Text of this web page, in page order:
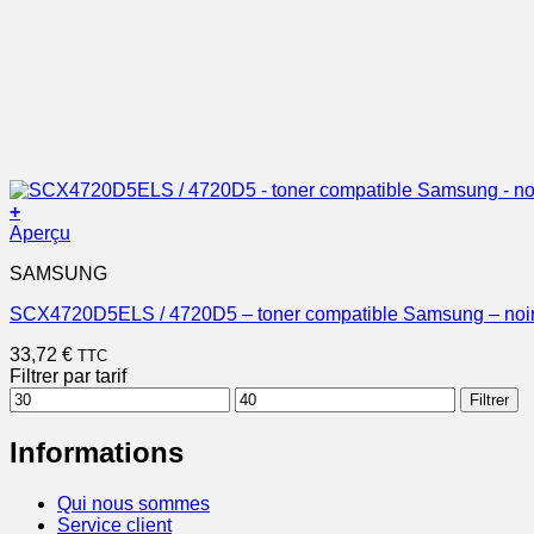
+
Aperçu
SAMSUNG
SCX4720D5ELS / 4720D5 – toner compatible Samsung –
33,72 € TTC
Filtrer par tarif
Prix
min
Prix
max
Filtrer
Informations
Qui nous sommes
Service client